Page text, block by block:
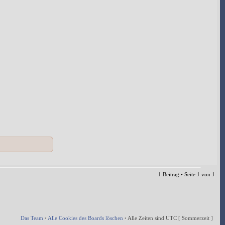
1 Beitrag • Seite 1 von 1
Das Team • Alle Cookies des Boards löschen • Alle Zeiten sind UTC [ Sommerzeit ]